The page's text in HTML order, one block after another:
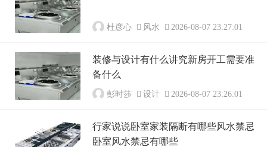
杜彦心 风水 2026-08-07 23:27:01
装修与设计有什么讲究新房开工需要准
备什么
彭时莎 设计 2026-08-07 23:26:01
行家说说卧室家装隔断有哪些风水禁忌
卧室风水禁忌有哪些